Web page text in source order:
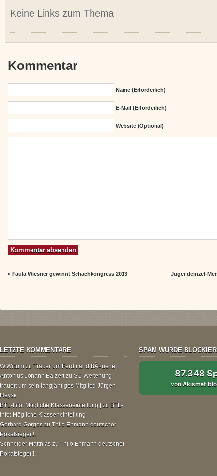
Keine Links zum Thema
Kommentar
Name (erforderlich)
E-Mail (erforderlich)
Website (Optional)
«Paula Wiesner gewinnt Schachkongress 2013 Jugendeinzel-
LETZTE KOMMENTARE
W.Wittum zu Trauer um Ferdinand BÃ¤uerle
Antonius Johann Balzertzu SC Weitenung
trauert um sein langjähriges Mitglied Jürgen
Heyse
BTL-Info: Mögliche Klasseneinteilung | zu BTL-
Info: Mögliche Klasseneinteilung
Gerhard Gorges zu Thilo Ehmann deutscher
Pokalsieger!!!
Schneider Matthias zu Thilo Ehmann deutscher
Pokalsieger!!!
SPAM WURDE
87.348
vonAkismet